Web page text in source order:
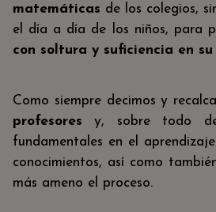
matemáticas de los colegios,
el día a día de los niños, para
con soltura y suficiencia en
Como siempre decimos y
profesoresy, sobre todo
fundamentales en el
conocimientos, así como
más ameno el proceso.